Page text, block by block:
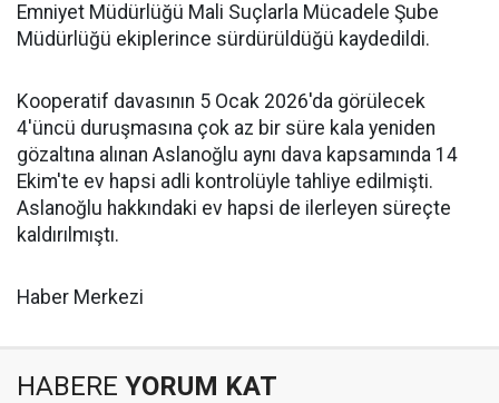
Emniyet Müdürlüğü Mali Suçlarla Mücadele Şube
Müdürlüğü ekiplerince sürdürüldüğü kaydedildi.
Kooperatif davasının 5 Ocak 2026'da görülecek
4'üncü duruşmasına çok az bir süre kala yeniden
gözaltına alınan Aslanoğlu aynı dava kapsamında 14
Ekim'te ev hapsi adli kontrolüyle tahliye edilmişti.
Aslanoğlu hakkındaki ev hapsi de ilerleyen süreçte
kaldırılmıştı.
Haber Merkezi
HABERE YORUM KAT